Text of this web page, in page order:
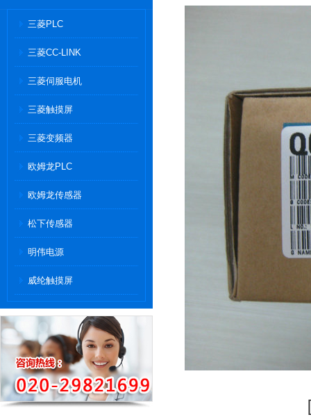
三菱PLC
三菱CC-LINK
三菱伺服电机
三菱触摸屏
三菱变频器
欧姆龙PLC
欧姆龙传感器
松下传感器
明伟电源
威纶触摸屏